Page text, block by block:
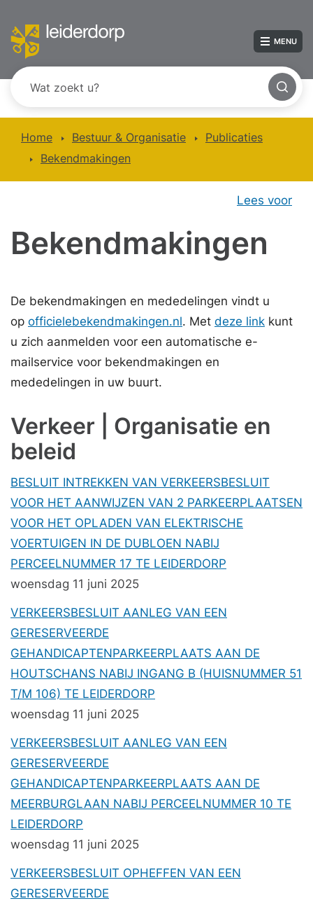
MENU
Home Bestuur & Organisatie
Publicaties
Bekendmakingen
Lees voor
Bekendmakingen
De bekendmakingen en mededelingen vindt u
op officielebekendmakingen.nl. Met deze link kunt
u zich aanmelden voor een automatische e-
mailservice voor bekendmakingen en
mededelingen in uw buurt.
Verkeer | Organisatie en
beleid
BESLUIT INTREKKEN VAN VERKEERSBESLUIT
VOOR HET AANWIJZEN VAN 2 PARKEERPLAATSEN
VOOR HET OPLADEN VAN ELEKTRISCHE
VOERTUIGEN IN DE DUBLOEN NABIJ
PERCEELNUMMER 17 TE LEIDERDORP
woensdag 11 juni 2025
VERKEERSBESLUIT AANLEG VAN EEN
GERESERVEERDE
GEHANDICAPTENPARKEERPLAATS AAN DE
HOUTSCHANS NABIJ INGANG B (HUISNUMMER 51
T/M 106) TE LEIDERDORP
woensdag 11 juni 2025
VERKEERSBESLUIT AANLEG VAN EEN
GERESERVEERDE
GEHANDICAPTENPARKEERPLAATS AAN DE
MEERBURGLAAN NABIJ PERCEELNUMMER 10 TE
LEIDERDORP
woensdag 11 juni 2025
VERKEERSBESLUIT OPHEFFEN VAN EEN
GERESERVEERDE